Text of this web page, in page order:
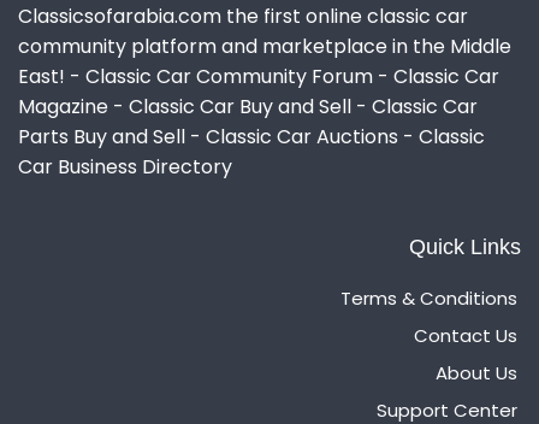
Classicsofarabia.com the first online classic car
community platform and marketplace in the Middle
East! - Classic Car Community Forum - Classic Car
Magazine - Classic Car Buy and Sell - Classic Car
Parts Buy and Sell - Classic Car Auctions - Classic
Car Business Directory
Quick Links
Terms & Conditions
Contact Us
About Us
Support Center